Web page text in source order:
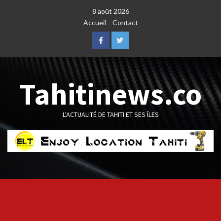
8 août 2026
Accueil
Contact
FacebookTwitter
Tahitinews.co
L'ACTUALITÉ DE TAHITI ET SES ÎLES